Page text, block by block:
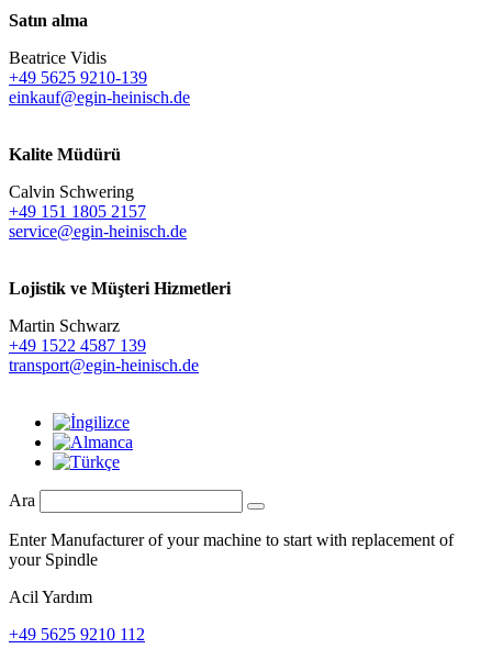
Satın alma
Beatrice Vidis
+49 5625 9210-139
einkauf@egin-heinisch.de
Kalite Müdürü
Calvin Schwering
+49 151 1805 2157
service@egin-heinisch.de
Lojistik ve Müşteri Hizmetleri
Martin Schwarz
+49 1522 4587 139
transport@egin-heinisch.de
Ara
Enter Manufacturer of your machine to start with replacement of
your Spindle
Acil Yardım
+49 5625 9210 112